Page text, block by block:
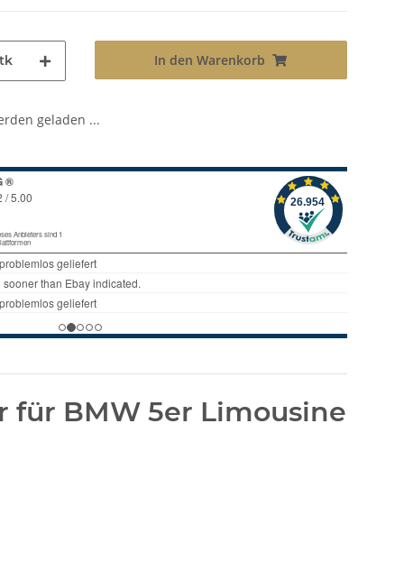
In den Warenkorb
geladen ...
für BMW 5er Limousine